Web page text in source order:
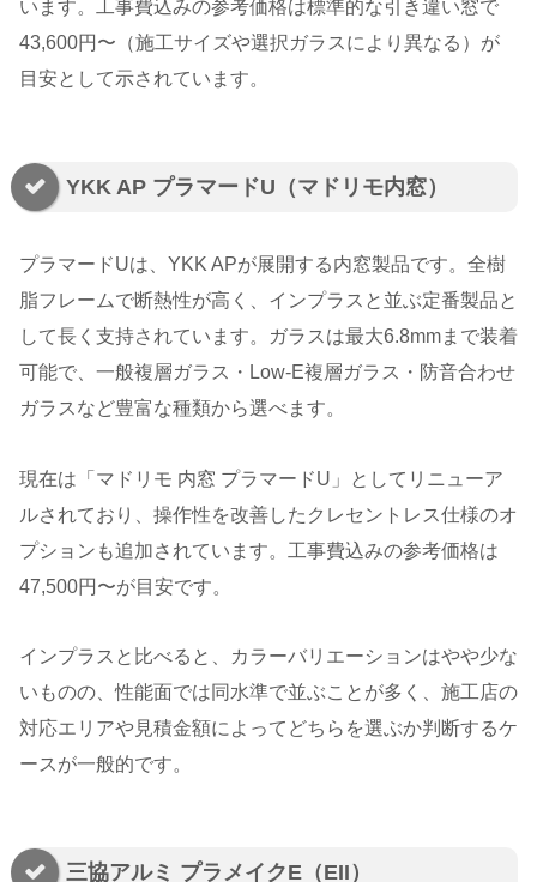
います。工事費込みの参考価格は標準的な引き違い窓で
43,600円〜（施工サイズや選択ガラスにより異なる）が
目安として示されています。
YKK AP プラマードU（マドリモ内窓）
プラマードUは、YKK APが展開する内窓製品です。全樹
脂フレームで断熱性が高く、インプラスと並ぶ定番製品と
して長く支持されています。ガラスは最大6.8mmまで装着
可能で、一般複層ガラス・Low-E複層ガラス・防音合わせ
ガラスなど豊富な種類から選べます。
現在は「マドリモ 内窓 プラマードU」としてリニューア
ルされており、操作性を改善したクレセントレス仕様のオ
プションも追加されています。工事費込みの参考価格は
47,500円〜が目安です。
インプラスと比べると、カラーバリエーションはやや少な
いものの、性能面では同水準で並ぶことが多く、施工店の
対応エリアや見積金額によってどちらを選ぶか判断するケ
ースが一般的です。
三協アルミ プラメイクE（EII）